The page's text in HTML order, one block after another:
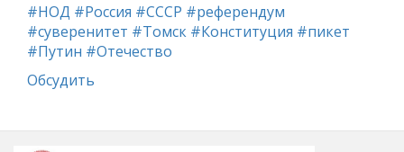
#НОД #Россия #СССР #референдум
#суверенитет #Томск #Конституция #пикет
#Путин #Отечество
Обсудить